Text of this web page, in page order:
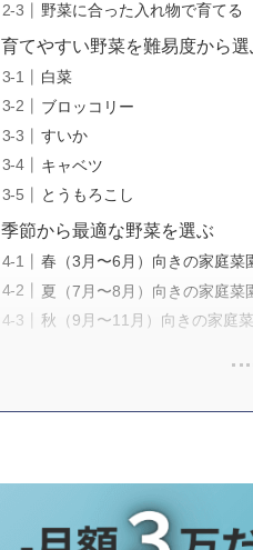
野菜に合った入れ物で育てる
育てやすい野菜を難易度から選
白菜
ブロッコリー
すいか
キャベツ
とうもろこし
季節から最適な野菜を選ぶ
春（3月〜6月）向きの家庭菜
夏（7月〜8月）向きの家庭菜
秋（9月〜11月）向きの家庭